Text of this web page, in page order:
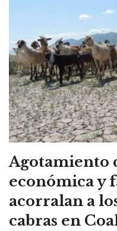
Agotamiento
económica y
acorralan a
cabras en